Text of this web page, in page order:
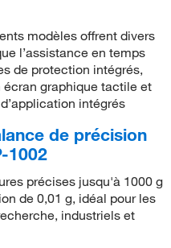
modèles offrent divers
l’assistance en temps
de protection intégrés,
écran graphique tactile et
intégrés
de précision
1002
précises jusqu'à 1000 g
de 0,01 g, idéal pour les
industriels et